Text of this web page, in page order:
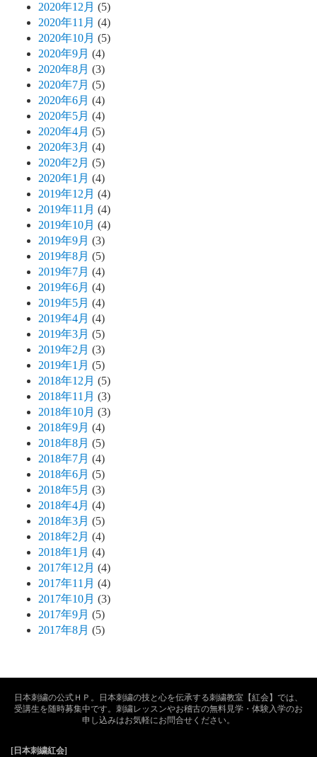
2020年12月 (5)
2020年11月 (4)
2020年10月 (5)
2020年9月 (4)
2020年8月 (3)
2020年7月 (5)
2020年6月 (4)
2020年5月 (4)
2020年4月 (5)
2020年3月 (4)
2020年2月 (5)
2020年1月 (4)
2019年12月 (4)
2019年11月 (4)
2019年10月 (4)
2019年9月 (3)
2019年8月 (5)
2019年7月 (4)
2019年6月 (4)
2019年5月 (4)
2019年4月 (4)
2019年3月 (5)
2019年2月 (3)
2019年1月 (5)
2018年12月 (5)
2018年11月 (3)
2018年10月 (3)
2018年9月 (4)
2018年8月 (5)
2018年7月 (4)
2018年6月 (5)
2018年5月 (3)
2018年4月 (4)
2018年3月 (5)
2018年2月 (4)
2018年1月 (4)
2017年12月 (4)
2017年11月 (4)
2017年10月 (3)
2017年9月 (5)
2017年8月 (5)
日本刺繍の公式ＨＰ。日本刺繍の技と心を伝承する刺繍教室【紅会】では、
受講生を随時募集中です。刺繍レッスンやお稽古の無料見学・体験入学のお
申し込みはお気軽にお問合せください。
[日本刺繍紅会]